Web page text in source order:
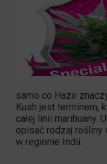
samo co Haze
Kush jest terminem,
całej linii marihuany.
opisać rodzaj rośliny
w regionie Indii.